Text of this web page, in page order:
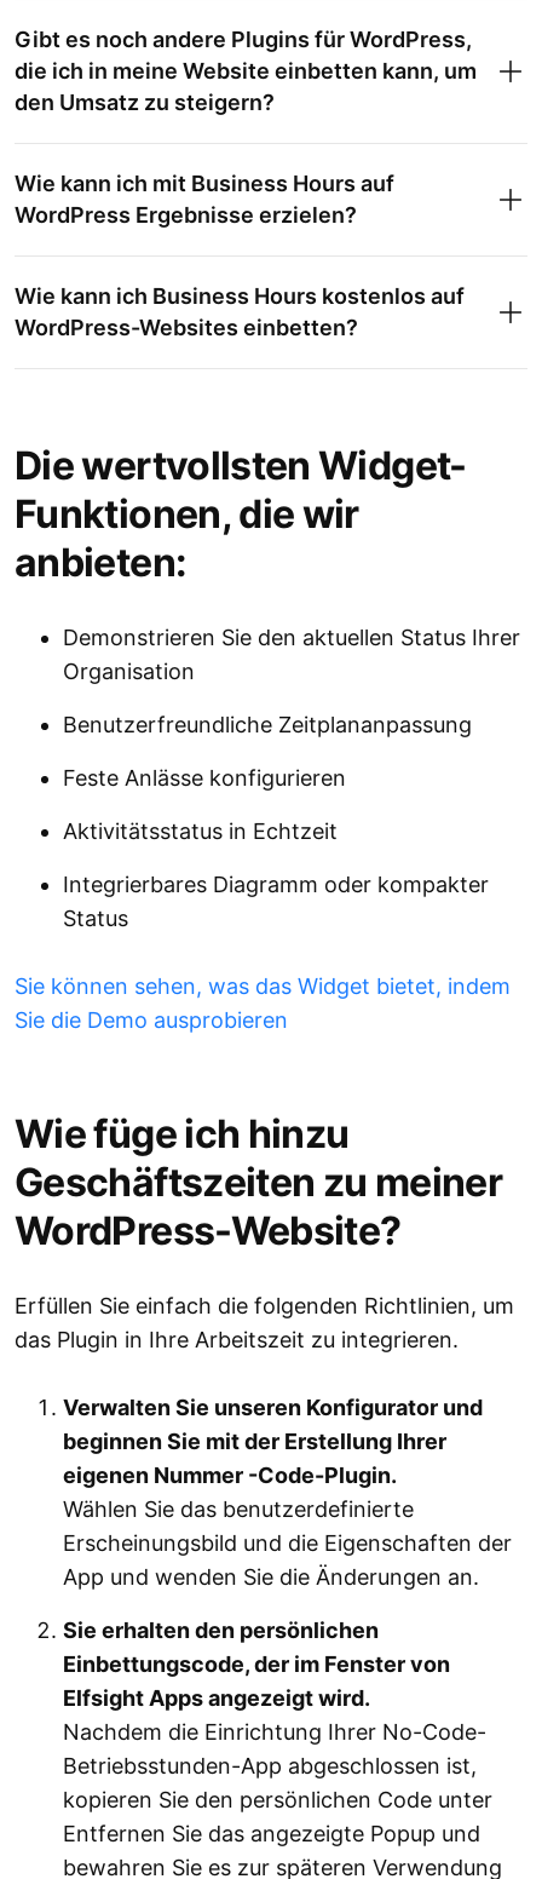
Gibt es noch andere Plugins für WordPress,
die ich in meine Website einbetten kann, um
den Umsatz zu steigern?
Wie kann ich mit Business Hours auf
WordPress Ergebnisse erzielen?
Wie kann ich Business Hours kostenlos auf
WordPress-Websites einbetten?
Die wertvollsten Widget-
Funktionen, die wir
anbieten:
Demonstrieren Sie den aktuellen Status Ihrer
Organisation
Benutzerfreundliche Zeitplananpassung
Feste Anlässe konfigurieren
Aktivitätsstatus in Echtzeit
Integrierbares Diagramm oder kompakter
Status
Sie können sehen, was das Widget bietet, indem
Sie die Demo ausprobieren
Wie füge ich hinzu
Geschäftszeiten zu meiner
WordPress-Website?
Erfüllen Sie einfach die folgenden Richtlinien, um
das Plugin in Ihre Arbeitszeit zu integrieren.
Verwalten Sie unseren Konfigurator und
beginnen Sie mit der Erstellung Ihrer
eigenen Nummer -Code-Plugin.
Wählen Sie das benutzerdefinierte
Erscheinungsbild und die Eigenschaften der
App und wenden Sie die Änderungen an.
Sie erhalten den persönlichen
Einbettungscode, der im Fenster von
Elfsight Apps angezeigt wird.
Nachdem die Einrichtung Ihrer No-Code-
Betriebsstunden-App abgeschlossen ist,
kopieren Sie den persönlichen Code unter
Entfernen Sie das angezeigte Popup und
bewahren Sie es zur späteren Verwendung